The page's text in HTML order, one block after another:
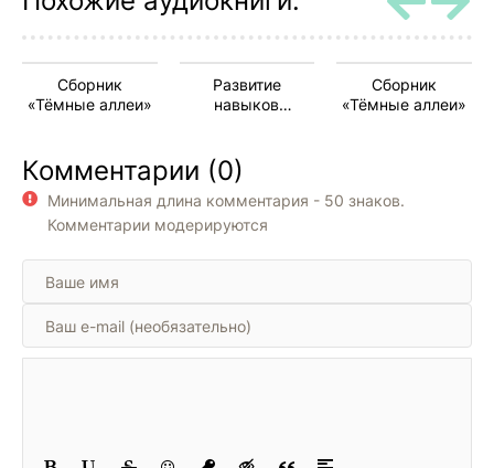
Сборник
«Тёмные аллеи»
Развитие
навыков
маркетинга за 60
дней
Сборник
«Тёмные аллеи»
Комментарии (0)
Минимальная длина комментария - 50 знаков.
Комментарии модерируются